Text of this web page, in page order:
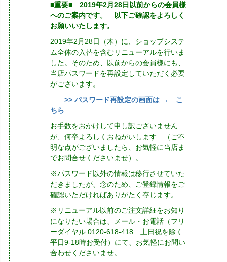
■重要■ 2019年2月28日以前からの会員様
へのご案内です。 以下ご確認をよろしく
お願いいたします。
2019年2月28日（木）に、ショップシステ
ム全体の入替を含むリニューアルを行いま
した。そのため、以前からの会員様にも、
当店パスワードを再設定していただく必要
がございます。
>> パスワード再設定の画面は → こ
ちら
お手数をおかけして申し訳ございません
が、何卒よろしくおねがいします （ご不
明な点がございましたら、お気軽に当店ま
でお問合せくださいませ）。
※パスワード以外の情報は移行させていた
だきましたが、念のため、ご登録情報をご
確認いただければありがたく存じます。
※リニューアル以前のご注文詳細をお知り
になりたい場合は、メール・お電話（フリ
ーダイヤル 0120-618-418 土日祝を除く
平日9-18時お受付）にて、お気軽にお問い
合わせくださいませ。